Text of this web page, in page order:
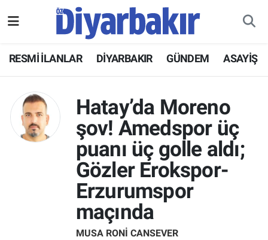
RESMİ İLANLAR DİYARBAKIR GÜNDEM ASAYİŞ
Hatay’da Moreno
şov! Amedspor üç
puanı üç golle aldı;
Gözler Erokspor-
Erzurumspor
maçında
MUSA RONI CANSEVER
ASAYİŞ
DİYARBAKIR
EKONOMİ
GÜNDEM
Hava Durumu
Namaz Vakitleri
Trafik Durumu
Süper Lig Puan Durumu ve Fikstür
Tüm Manşetler
Son Dakika Haberleri